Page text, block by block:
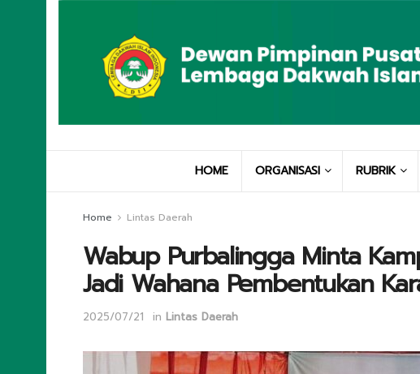
HOME ORGANISASI RUBRIK
Home Lintas Daerah
Wabup Purbalingga Minta
Jadi Wahana Pembentukan
2025/07/21 in Lintas Daerah